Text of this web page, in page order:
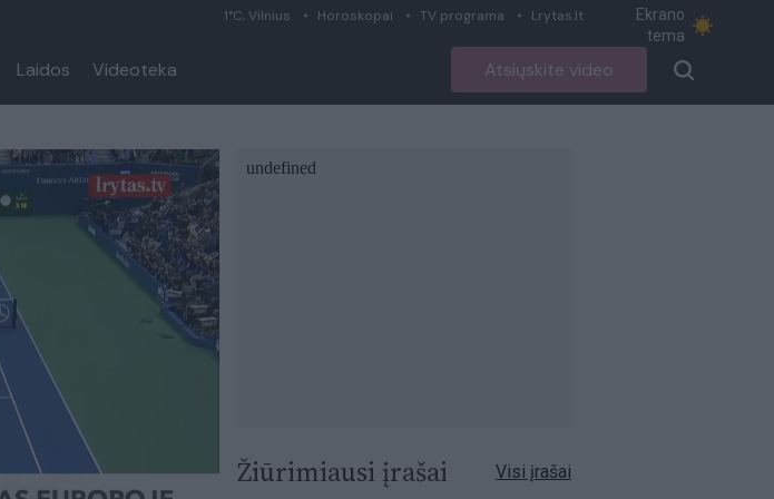
1°C, Vilnius Horoskopai TV programa Lrytas.lt
Ekrano
tema
Laidos Videoteka Atsiųskite video
Žiūrimiausi įrašai Visi įrašai